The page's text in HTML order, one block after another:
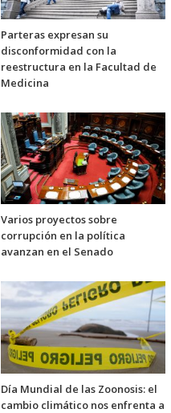
Parteras expresan su
disconformidad con la
reestructura en la Facultad de
Medicina
Varios proyectos sobre
corrupción en la política
avanzan en el Senado
Día Mundial de las Zoonosis: el
cambio climático nos enfrenta a